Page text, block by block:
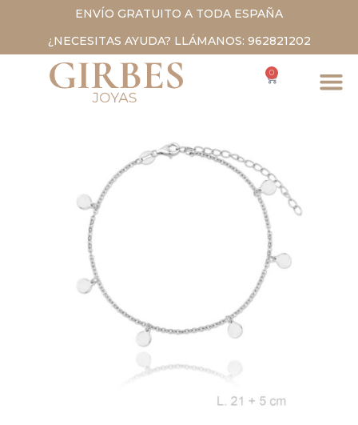
ENVÍO GRATUITO A TODA ESPAÑA
¿NECESITAS AYUDA? LLÁMANOS: 962821202
0